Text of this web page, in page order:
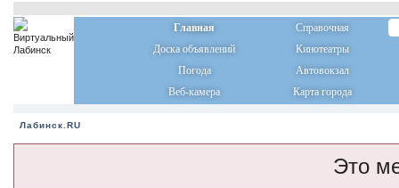
Главная
Справочная
Доска объявлений
Кинотеатры
Погода
Автовокзал
Веб-камера
Карта города
Лабинск.RU
Это